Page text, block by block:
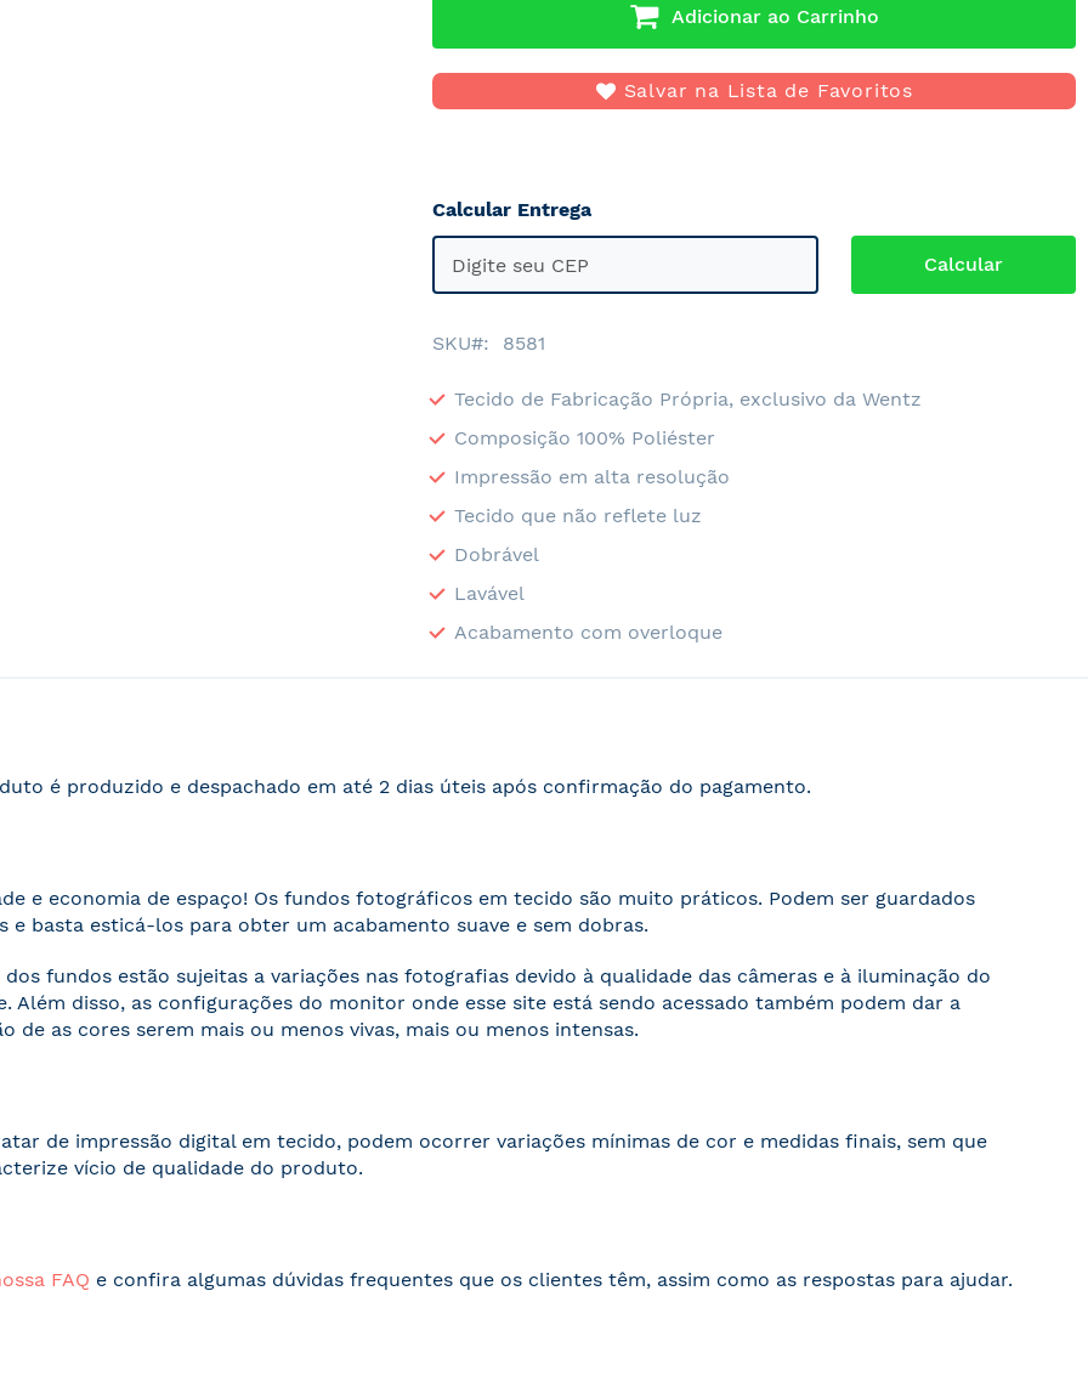
Adicionar ao Carrinho
Salvar na Lista de Favoritos
Calcular Entrega
SKU 8581
Tecido de Fabricação Própria, exclusivo da Wentz
Composição 100% Poliéster
Impressão em alta resolução
Tecido que não reflete luz
Dobrável
Lavável
Acabamento com overloque
é produzido e despachado em até 2 dias úteis após confirmação do pagamento.
e economia de espaço! Os fundos fotográficos em tecido são muito práticos. Podem ser guardados
e basta esticá-los para obter um acabamento suave e sem dobras.
dos fundos estão sujeitas a variações nas fotografias devido à qualidade das câmeras e à iluminação do
Além disso, as configurações do monitor onde esse site está sendo acessado também podem dar a
de as cores serem mais ou menos vivas, mais ou menos intensas.
de impressão digital em tecido, podem ocorrer variações mínimas de cor e medidas finais, sem que
vício de qualidade do produto.
FAQ e confira algumas dúvidas frequentes que os clientes têm, assim como as respostas para ajudar.